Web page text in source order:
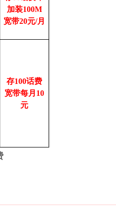
加装100M
宽带20元/月
存100话费
宽带每月10
元